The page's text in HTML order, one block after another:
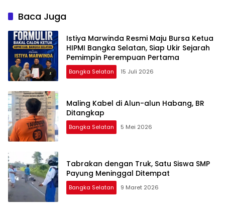
Baca Juga
Istiya Marwinda Resmi Maju Bursa Ketua
HIPMI Bangka Selatan, Siap Ukir Sejarah
Pemimpin Perempuan Pertama
Bangka Selatan 15 Juli 2026
Maling Kabel di Alun-alun Habang, BR
Ditangkap
Bangka Selatan 5 Mei 2026
Tabrakan dengan Truk, Satu Siswa SMP
Payung Meninggal Ditempat
Bangka Selatan 9 Maret 2026